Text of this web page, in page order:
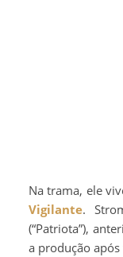
Na trama, ele
Vigilante.
(“Patriota”),
a produção após